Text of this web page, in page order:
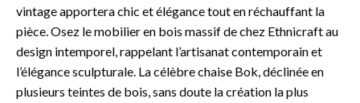
vintage apportera chic et élégance tout en réchauffant la
pièce. Osez le mobilier en bois massif de chez Ethnicraft au
design intemporel, rappelant l’artisanat contemporain et
l’élégance sculpturale. La célèbre chaise Bok, déclinée en
plusieurs teintes de bois, sans doute la création la plus